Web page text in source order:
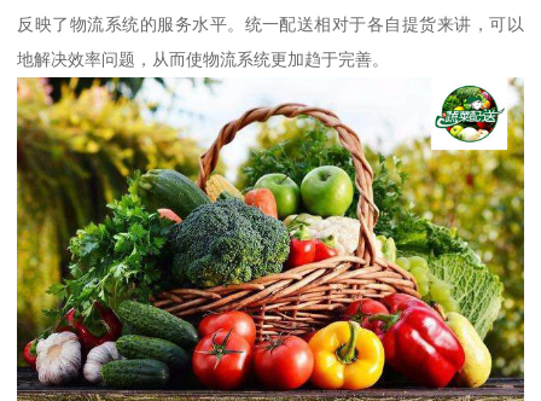
反映了物流系统的服务水平。统一配送相对于各自提货来讲，可以
地解决效率问题，从而使物流系统更加趋于完善。